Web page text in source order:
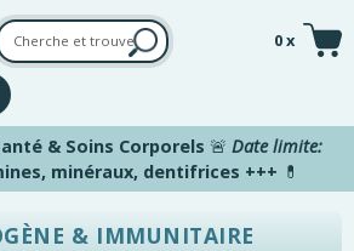
0 x
& Soins Corporels 🚨 Date limite:
minéraux, dentifrices +++ 💊
& IMMUNITAIRE